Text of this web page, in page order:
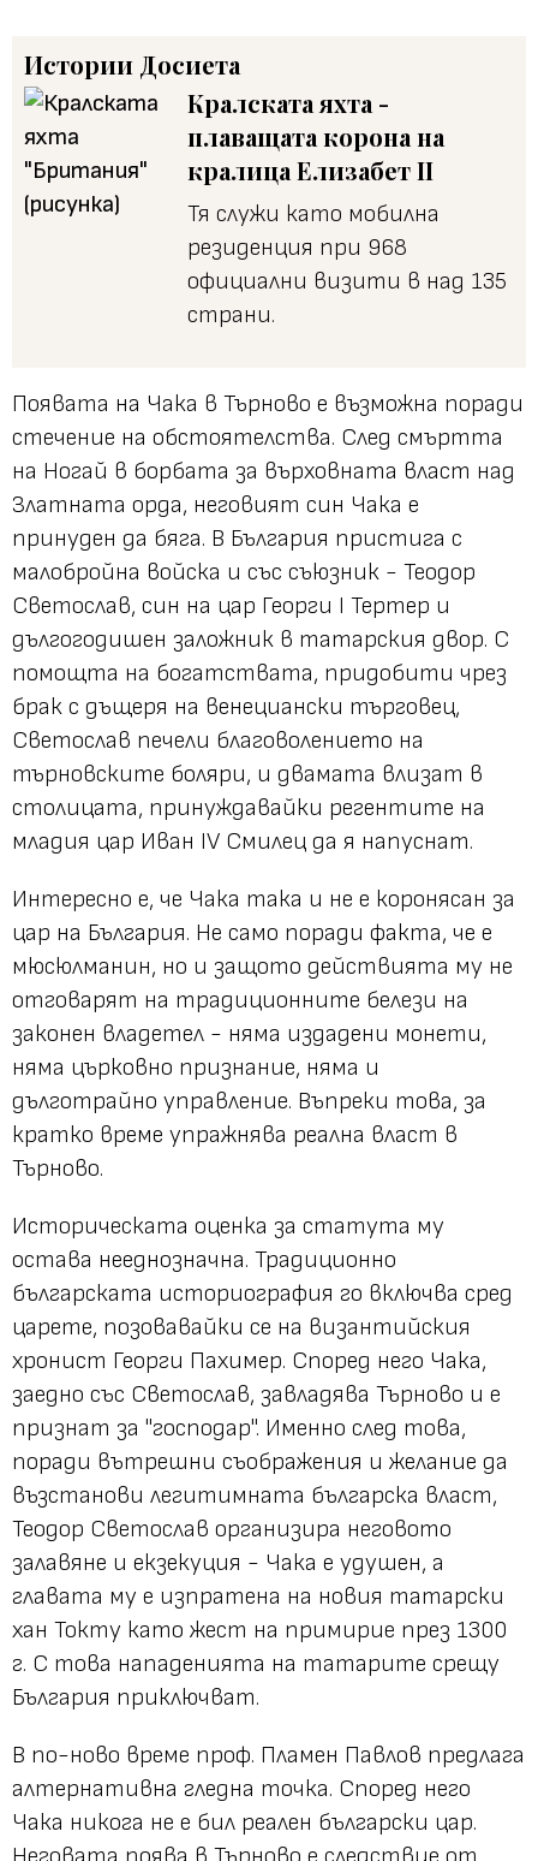
Истории Досиета
Кралската яхта -
плаващата корона на
кралица Елизабет II
Тя служи като мобилна
резиденция при 968
официални визити в над 135
страни.
Появата на Чака в Търново е възможна поради
стечение на обстоятелства. След смъртта
на Ногай в борбата за върховната власт над
Златната орда, неговият син Чака е
принуден да бяга. В България пристига с
малобройна войска и със съюзник - Теодор
Светослав, син на цар Георги I Тертер и
дългогодишен заложник в татарския двор. С
помощта на богатствата, придобити чрез
брак с дъщеря на венециански търговец,
Светослав печели благоволението на
търновските боляри, и двамата влизат в
столицата, принуждавайки регентите на
младия цар Иван IV Смилец да я напуснат.
Интересно е, че Чака така и не е коронясан за
цар на България. Не само поради факта, че е
мюсюлманин, но и защото действията му не
отговарят на традиционните белези на
законен владетел - няма издадени монети,
няма църковно признание, няма и
дълготрайно управление. Въпреки това, за
кратко време упражнява реална власт в
Търново.
Историческата оценка за статута му
остава нееднозначна. Традиционно
българската историография го включва сред
царете, позовавайки се на византийския
хронист Георги Пахимер. Според него Чака,
заедно със Светослав, завладява Търново и е
признат за "господар". Именно след това,
поради вътрешни съображения и желание да
възстанови легитимната българска власт,
Теодор Светослав организира неговото
залавяне и екзекуция - Чака е удушен, а
главата му е изпратена на новия татарски
хан Токту като жест на примирие през 1300
г. С това нападенията на татарите срещу
България приключват.
В по-ново време проф. Пламен Павлов предлага
алтернативна гледна точка. Според него
Чака никога не е бил реален български цар.